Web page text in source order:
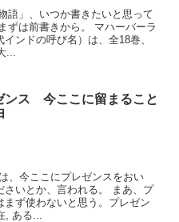
語」、いつか書きたいと思って
ずは前書きから。 マハーバーラ
ンドの呼び名）は、全18巻、
...
ンス 今ここに留まること
、今ここにプレゼンスをおい
いとか、言われる。 まあ、プ
ず使わないと思う。プレゼン
ある...